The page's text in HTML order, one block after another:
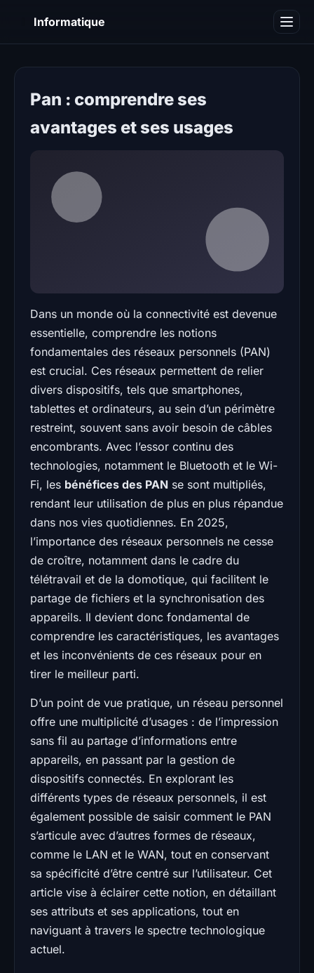
Informatique
Pan : comprendre ses
avantages et ses usages
Dans un monde où la connectivité est devenue
essentielle, comprendre les notions
fondamentales des réseaux personnels (PAN)
est crucial. Ces réseaux permettent de relier
divers dispositifs, tels que smartphones,
tablettes et ordinateurs, au sein d’un périmètre
restreint, souvent sans avoir besoin de câbles
encombrants. Avec l’essor continu des
technologies, notamment le Bluetooth et le Wi-
Fi, les bénéfices des PAN se sont multipliés,
rendant leur utilisation de plus en plus répandue
dans nos vies quotidiennes. En 2025,
l’importance des réseaux personnels ne cesse
de croître, notamment dans le cadre du
télétravail et de la domotique, qui facilitent le
partage de fichiers et la synchronisation des
appareils. Il devient donc fondamental de
comprendre les caractéristiques, les avantages
et les inconvénients de ces réseaux pour en
tirer le meilleur parti.
D’un point de vue pratique, un réseau personnel
offre une multiplicité d’usages : de l’impression
sans fil au partage d’informations entre
appareils, en passant par la gestion de
dispositifs connectés. En explorant les
différents types de réseaux personnels, il est
également possible de saisir comment le PAN
s’articule avec d’autres formes de réseaux,
comme le LAN et le WAN, tout en conservant
sa spécificité d’être centré sur l’utilisateur. Cet
article vise à éclairer cette notion, en détaillant
ses attributs et ses applications, tout en
naviguant à travers le spectre technologique
actuel.